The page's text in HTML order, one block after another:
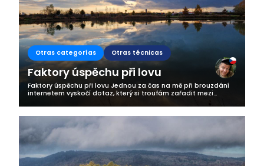
Otras categorías Otras técnicas
Faktory úspěchu při lovu
Faktory úspěchu při lovu Jednou za čas na mě při brouzdání
internetem vyskočí dotaz, který si troufám zařadit mezi
nejoblíbenější nástraha?“...